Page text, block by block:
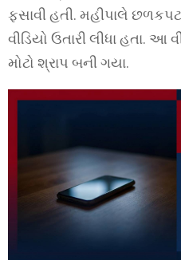
ફસાવી હતી. મહીપાલે
વીડિયો ઉતારી લીધા હતા. આ
મોટો શ્રાપ બની ગયા.